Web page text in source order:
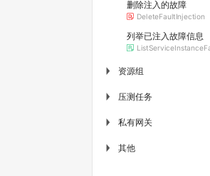
删除注入的故障
DeleteFaultInjection
列举已注入故障信息
▶ 资源组
▶ 压测任务
▶ 私有网关
▶ 其他